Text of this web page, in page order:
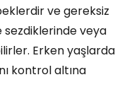
ve gereksiz
veya
Erken yaşlarda
kontrol altına